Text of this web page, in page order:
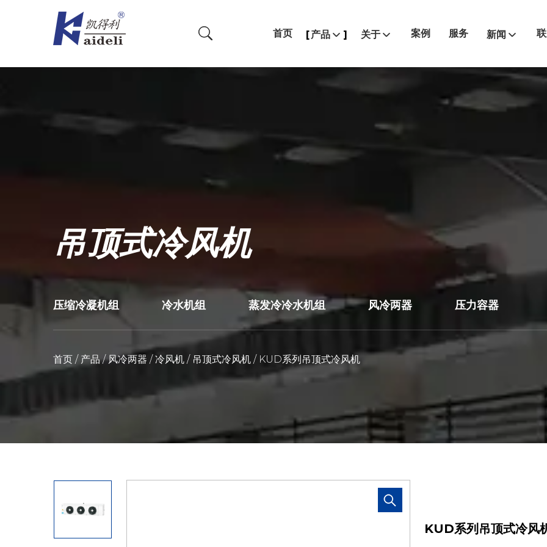
首页 产品 关于 案例 服务 新闻
吊顶式冷风机
压缩冷凝机组 冷水机组 蒸发冷冷水机组 风冷两器 压力容器
首页 / 产品/风冷两器 /冷风机 / 吊顶式冷风机 / KUD系列吊顶式冷风机
KUD系列吊顶式冷风